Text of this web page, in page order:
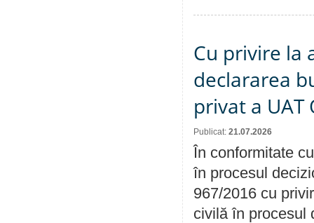
Cu privire la
declararea
privat a UAT
Publicat: 21.07.2026
În conformitate
în procesul
967/2016 cu
civilă în procesul